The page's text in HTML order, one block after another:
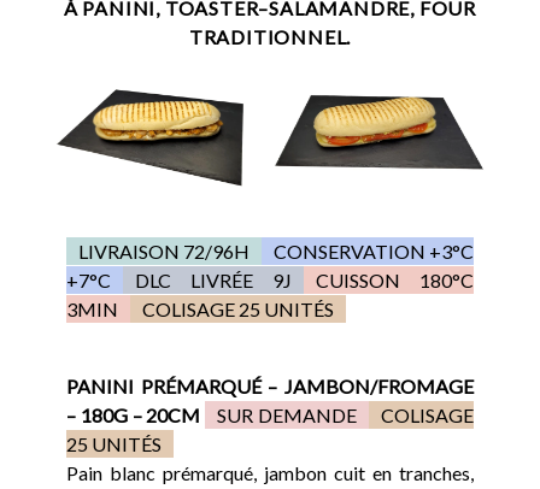
À PANINI, TOASTER–SALAMANDRE, FOUR
TRADITIONNEL.
LIVRAISON 72/96H
CONSERVATION +3°C
+7°C
DLC LIVRÉE 9J
CUISSON 180°C
3MIN
COLISAGE 25 UNITÉS
PANINI PRÉMARQUÉ – JAMBON/FROMAGE
– 180G – 20CM
SUR DEMANDE
COLISAGE
25 UNITÉS
Pain blanc prémarqué, jambon cuit en tranches,